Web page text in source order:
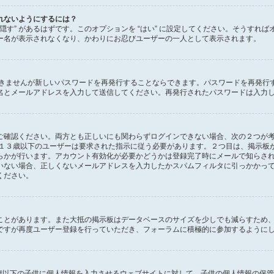
いようにするには？
す” があるはずです。このオプションを “はい” に設定してください。そうすれ
が表示されなくなり、かわりにお忍びユーザーの一人として表示されます。
せんが新しいパスワードを再発行することならできます。パスワードを再発
メールアドレスを入力して送信してください。再発行されたパスワードは入力
認ください。両方とも正しいにも関わらずログインできない場合、次の２つが
歳以下のユーザーは要求された指示に従う必要があります。２つ目は、掲示
が行います。アカウント有効化が必要かどうかは登録完了時にメールで知ら
い場合、正しくないメールアドレスを入力したかスパムフィルタに引っかか
さい。
があります。また大抵の掲示板はデータベースのサイズを少しでも減らすた
が再度ユーザー登録を行っていただき、フォーラムに積極的に参加するように